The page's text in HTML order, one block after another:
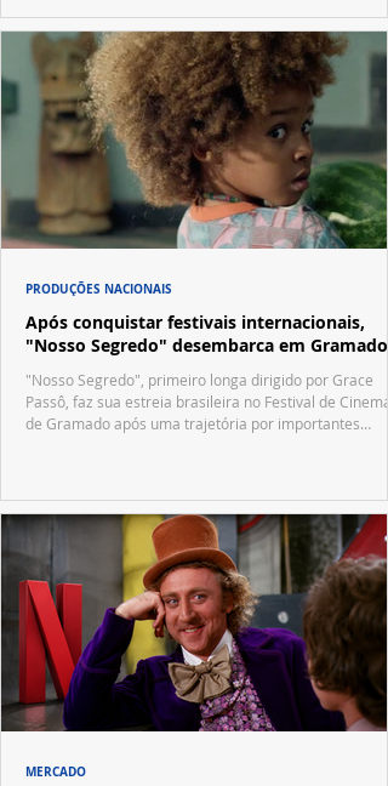
Após conquistar festivais internacionais,
"Nosso Segredo" desembarca em Gramado
"Nosso Segredo", primeiro longa dirigido por Grace
Passô, faz sua estreia brasileira no Festival de Cinema
de Gramado após uma trajetória por importantes
PRODUÇÕES NACIONAIS
MERCADO